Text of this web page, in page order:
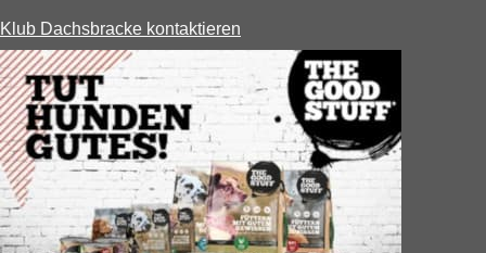
Klub Dachsbracke kontaktieren